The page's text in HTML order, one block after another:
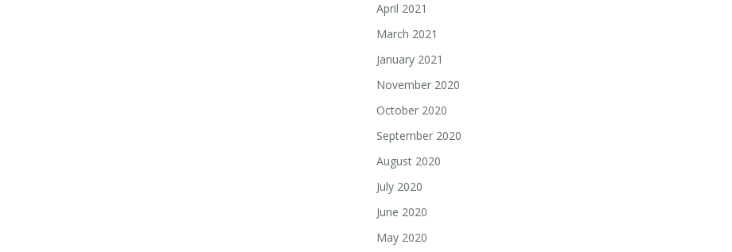
April 2021
March 2021
January 2021
November 2020
October 2020
September 2020
August 2020
July 2020
June 2020
May 2020